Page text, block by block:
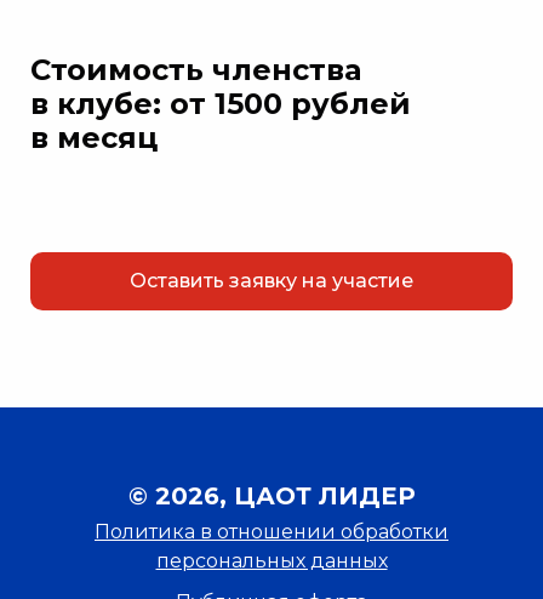
Стоимость членства
в клубе: от 1500 рублей
в месяц
Оставить заявку на участие
© 2026, ЦАОТ ЛИДЕР
Политика в отношении обработки
персональных данных